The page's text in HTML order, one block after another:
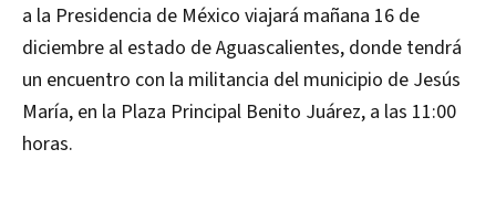
a la Presidencia de México viajará mañana 16 de
diciembre al estado de Aguascalientes, donde tendrá
un encuentro con la militancia del municipio de Jesús
María, en la Plaza Principal Benito Juárez, a las 11:00
horas.